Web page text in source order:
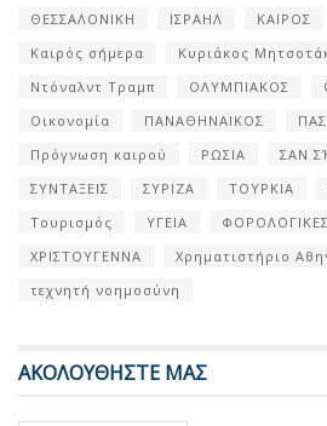
ΘΕΣΣΑΛΟΝΙΚΗ
ΙΣΡΑΗΛ ΚΑΙΡΟΣ
Καιρός σήμερα
Κυριάκος
Ντόναλντ Τραμπ
ΟΛΥΜΠΙΑΚΟΣ
Οικονομία
ΠΑΝΑΘΗΝΑΙΚΟΣ
Πρόγνωση καιρού
ΡΩΣΙΑ ΣΑΝ
ΣΥΝΤΑΞΕΙΣ
ΣΥΡΙΖΑ ΤΟΥΡΚΙΑ
Τουρισμός
ΥΓΕΙΑ
ΧΡΙΣΤΟΥΓΕΝΝΑ
Χρηματιστήριο
τεχνητή νοημοσύνη
ΑΚΟΛΟΥΘΗΣΤΕ ΜΑΣ